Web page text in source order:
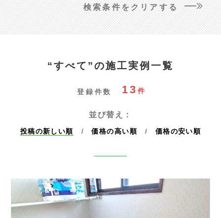
検索条件をクリアする
“すべて”の施工実例一覧
登録件数 13 件
並び替え：
投稿の新しい順 価格の高い順 価格の安い順